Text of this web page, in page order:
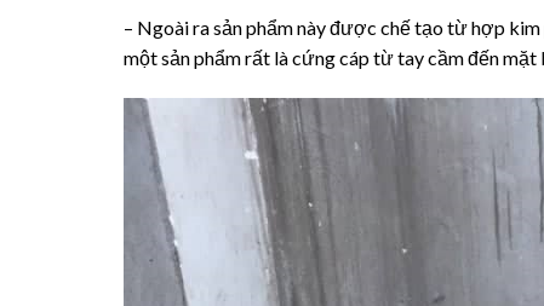
– Ngoài ra sản phẩm này được chế tạo từ hợp
một sản phẩm rất là cứng cáp từ tay cầm đến mặt